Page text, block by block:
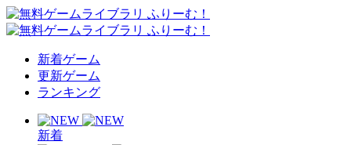
新着ゲーム
更新ゲーム
ランキング
新着